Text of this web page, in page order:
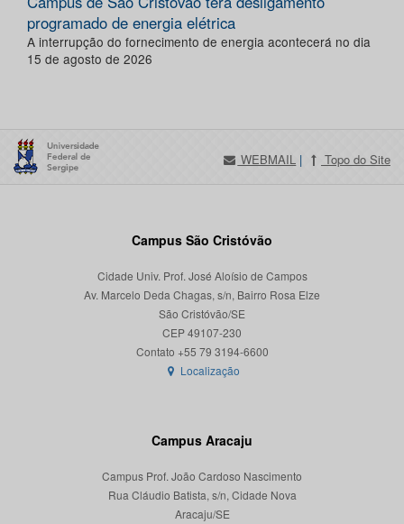
programado de energia elétrica
A interrupção do fornecimento de energia acontecerá no dia
15 de agosto de 2026
WEBMAIL | Topo do Site
Campus São Cristóvão
Cidade Univ. Prof. José Aloísio de Campos
Av. Marcelo Deda Chagas, s/n, Bairro Rosa Elze
São Cristóvão/SE
CEP 49107-230
Localização
Campus Aracaju
Campus Prof. João Cardoso Nascimento
Rua Cláudio Batista, s/n, Cidade Nova
Aracaju/SE